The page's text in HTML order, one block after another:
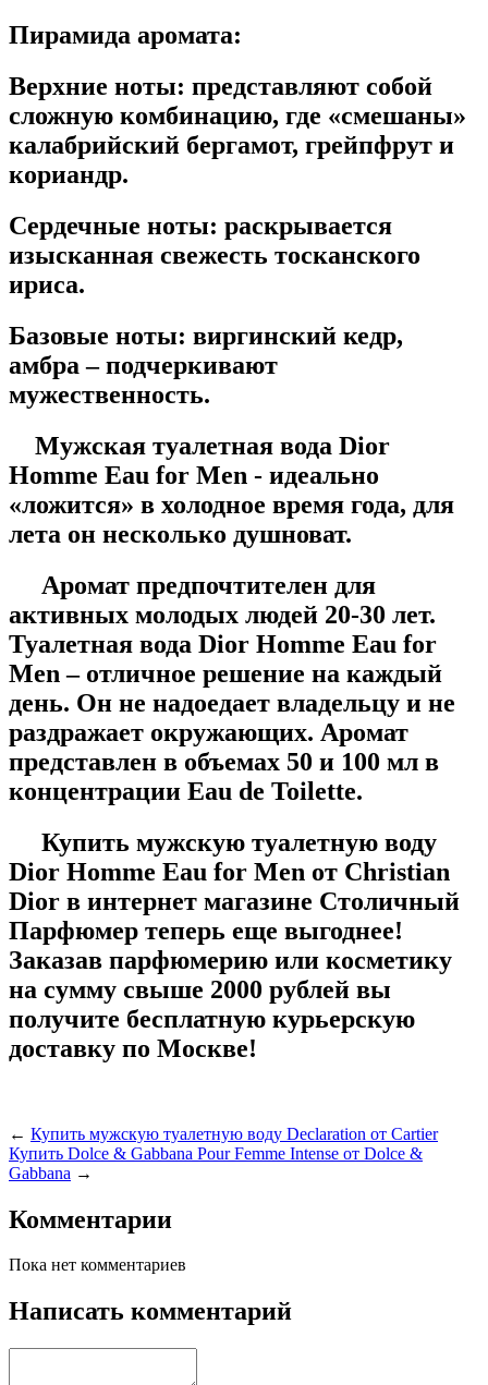
Пирамида аромата:
Верхние ноты: представляют собой
сложную комбинацию, где «смешаны»
калабрийский бергамот, грейпфрут и
кориандр.
Сердечные ноты: раскрывается
изысканная свежесть тосканского
ириса.
Базовые ноты: виргинский кедр,
амбра – подчеркивают
мужественность.
Мужская туалетная вода Dior
Homme Eau for Men - идеально
«ложится» в холодное время года, для
лета он несколько душноват.
Аромат предпочтителен для
активных молодых людей 20-30 лет.
Туалетная вода Dior Homme Eau for
Men – отличное решение на каждый
день. Он не надоедает владельцу и не
раздражает окружающих. Аромат
представлен в объемах 50 и 100 мл в
концентрации Eau de Toilette.
Купить мужскую туалетную воду
Dior Homme Eau for Men от Christian
Dior в интернет магазине Столичный
Парфюмер теперь еще выгоднее!
Заказав парфюмерию или косметику
на сумму свыше 2000 рублей вы
получите бесплатную курьерскую
доставку по Москве!
← Купить мужскую туалетную воду Declaration от Cartier
Купить Dolce & Gabbana Pour Femme Intense от Dolce &
Gabbana →
Комментарии
Пока нет комментариев
Написать комментарий